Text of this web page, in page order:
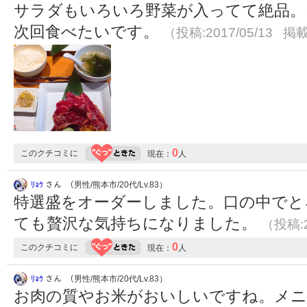
サラダもいろいろ野菜が入ってて絶品
次回食べたいです。
（投稿:2017/05/13 掲
このクチコミに 現在： 0 人
ﾘｮｳ さん （男性/熊本市/20代/Lv.83）
特選盛をオーダーしました。口の中で
ても贅沢な気持ちになりました。
（投
このクチコミに 現在： 0 人
ﾘｮｳ さん （男性/熊本市/20代/Lv.83）
お肉の質やお米がおいしいですね。メ